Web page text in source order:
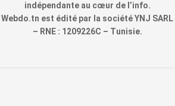
indépendante au cœur de l’info.
Webdo.tn est édité par la société YNJ SARL
– RNE : 1209226C – Tunisie.